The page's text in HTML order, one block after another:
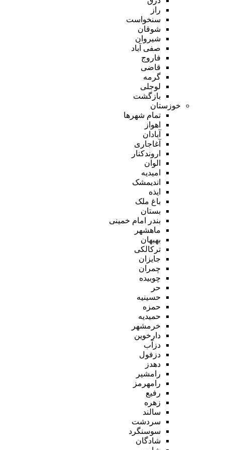
راز
سنخواست
شوقان
شیروان
صفی آباد
فاروج
قاضی
گرمه
لوجلی
بازگشت
خوزستان
تمام شهر‌ها
اهواز
آبادان
آغاجاری
اروندکنار
الوان
امیدیه
اندیمشک
ایذه
باغ ملک
بستان
بندر امام خمینی
ماهشهر
بهبهان
ترکالکی
جایزان
چمران
چوبیده
حر
حسینیه
حمزه
حمیدیه
خرمشهر
دارخوین
دزآب
دزفول
دهدز
رامشیر
رامهرمز
رفیع
زهره
سالند
سردشت
سوسنگرد
شادگان